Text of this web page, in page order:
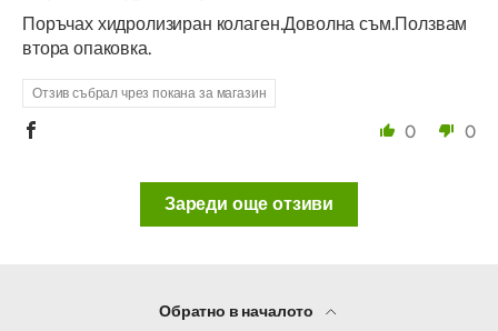
Поръчах хидролизиран колаген.Доволна съм.Ползвам
втора опаковка.
Отзив събрал чрез покана за магазин
0 0
Зареди още отзиви
Обратно в началото